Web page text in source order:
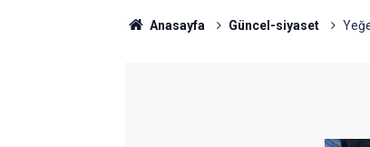
Anasayfa Güncel-siyaset